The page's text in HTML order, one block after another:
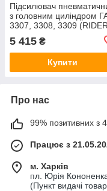
Підсилювач
з головним циліндром
3307, 3308, 3309
5 415 ₴
Купити
Про нас
99% позитивних з
Працює з
м. Харків
пл. Юрія
(Пункт видачі